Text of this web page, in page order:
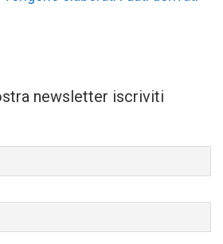
newsletter iscriviti